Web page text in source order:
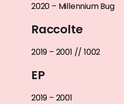
2020 – Millennium Bug
Raccolte
2019 – 2001 // 1002
EP
2019 – 2001